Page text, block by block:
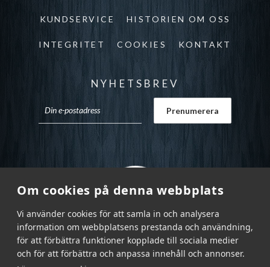
Om cookies på denna webbplats
Vi använder cookies för att samla in och analysera
information om webbplatsens prestanda och användning,
för att förbättra funktioner kopplade till sociala medier
och för att förbättra och anpassa innehåll och annonser.
KUNDSERVICE HISTORIEN OM OSS
INTEGRITET COOKIES KONTAKT
NYHETSBREV